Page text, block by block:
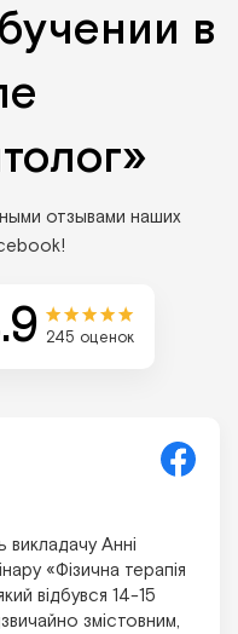
в
отзывами наших
245 оценок
викладачу Анні
«Фізична терапія
відбувся 14-15
змістовним,